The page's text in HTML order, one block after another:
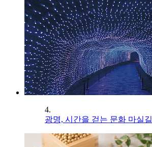
4.
광명, 시간을 걷는 문화 마실길